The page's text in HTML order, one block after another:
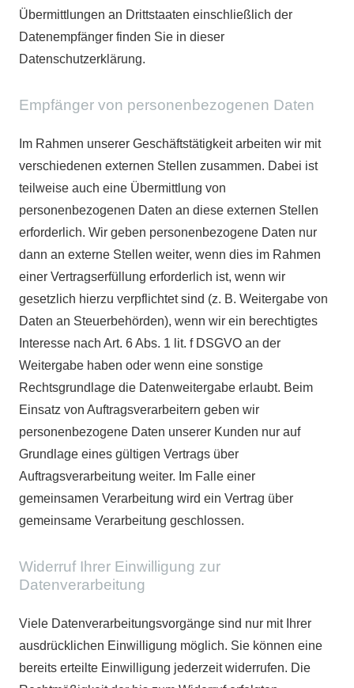
Übermittlungen an Drittstaaten einschließlich der
Datenempfänger finden Sie in dieser
Datenschutzerklärung.
Empfänger von personenbezogenen Daten
Im Rahmen unserer Geschäftstätigkeit arbeiten wir mit
verschiedenen externen Stellen zusammen. Dabei ist
teilweise auch eine Übermittlung von
personenbezogenen Daten an diese externen Stellen
erforderlich. Wir geben personenbezogene Daten nur
dann an externe Stellen weiter, wenn dies im Rahmen
einer Vertragserfüllung erforderlich ist, wenn wir
gesetzlich hierzu verpflichtet sind (z. B. Weitergabe von
Daten an Steuerbehörden), wenn wir ein berechtigtes
Interesse nach Art. 6 Abs. 1 lit. f DSGVO an der
Weitergabe haben oder wenn eine sonstige
Rechtsgrundlage die Datenweitergabe erlaubt. Beim
Einsatz von Auftragsverarbeitern geben wir
personenbezogene Daten unserer Kunden nur auf
Grundlage eines gültigen Vertrags über
Auftragsverarbeitung weiter. Im Falle einer
gemeinsamen Verarbeitung wird ein Vertrag über
gemeinsame Verarbeitung geschlossen.
Widerruf Ihrer Einwilligung zur
Datenverarbeitung
Viele Datenverarbeitungsvorgänge sind nur mit Ihrer
ausdrücklichen Einwilligung möglich. Sie können eine
bereits erteilte Einwilligung jederzeit widerrufen. Die